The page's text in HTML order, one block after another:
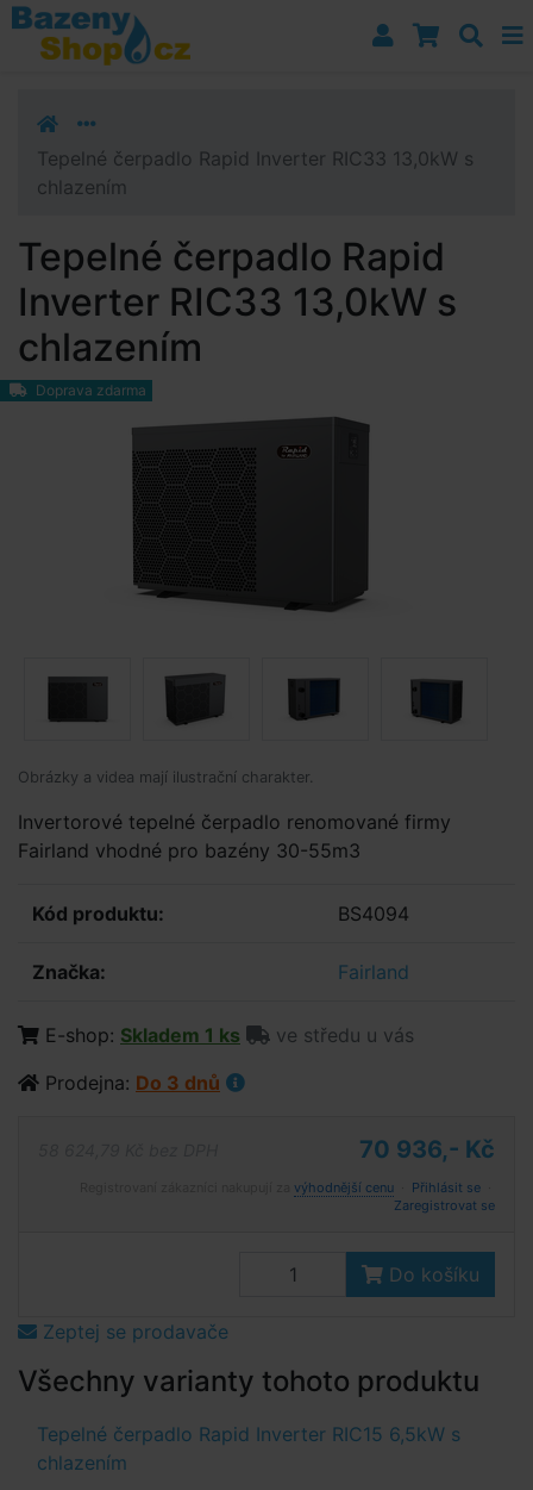
Přejít k navigaci
Přejít na obsah
Přejít k postrannímu sloupci
Tepelné čerpadlo Rapid Inverter RIC33 13,0kW s
chlazením
Tepelné čerpadlo Rapid
Inverter RIC33 13,0kW s
chlazením
Doprava zdarma
Obrázky a videa mají ilustrační charakter.
Invertorové tepelné čerpadlo renomované firmy
Fairland vhodné pro bazény 30-55m3
Kód produktu: BS4094
Značka: Fairland
E-shop: Skladem 1 ks
ve středu u vás
Prodejna: Do 3 dnů
70 936,- Kč
výhodnější cenu Přihlásit se
Zaregistrovat se
Do košíku
Zeptej se prodavače
Všechny varianty tohoto produktu
Tepelné čerpadlo Rapid Inverter RIC15 6,5kW s
chlazením